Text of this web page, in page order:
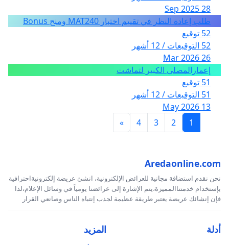
28 Sep 2025
طلب إعادة النظر في تقييم اختبار MAT240 ومنح Bonus
52 توقيع
52 التوقيعات / 12 أشهر
26 Mar 2026
إعمارالمصلى الكبير لتماشت
51 توقيع
51 التوقيعات / 12 أشهر
13 May 2026
1
2
3
4
»
Aredaonline.com
نحن نقدم استضافة مجانية للعرائض الإلكترونية، انشئ عريضة إلكترونيةاحترافية
بإستخدام خدمتناالمميزة،يتم الإشارة إلى عرائضنا يومياً في وسائل الإعلام،لذا
فإن إنشائك عريضة يعتبر طريقة عظيمة لجذب إنتباه الناس وصانعي القرار
أدلة المزيد